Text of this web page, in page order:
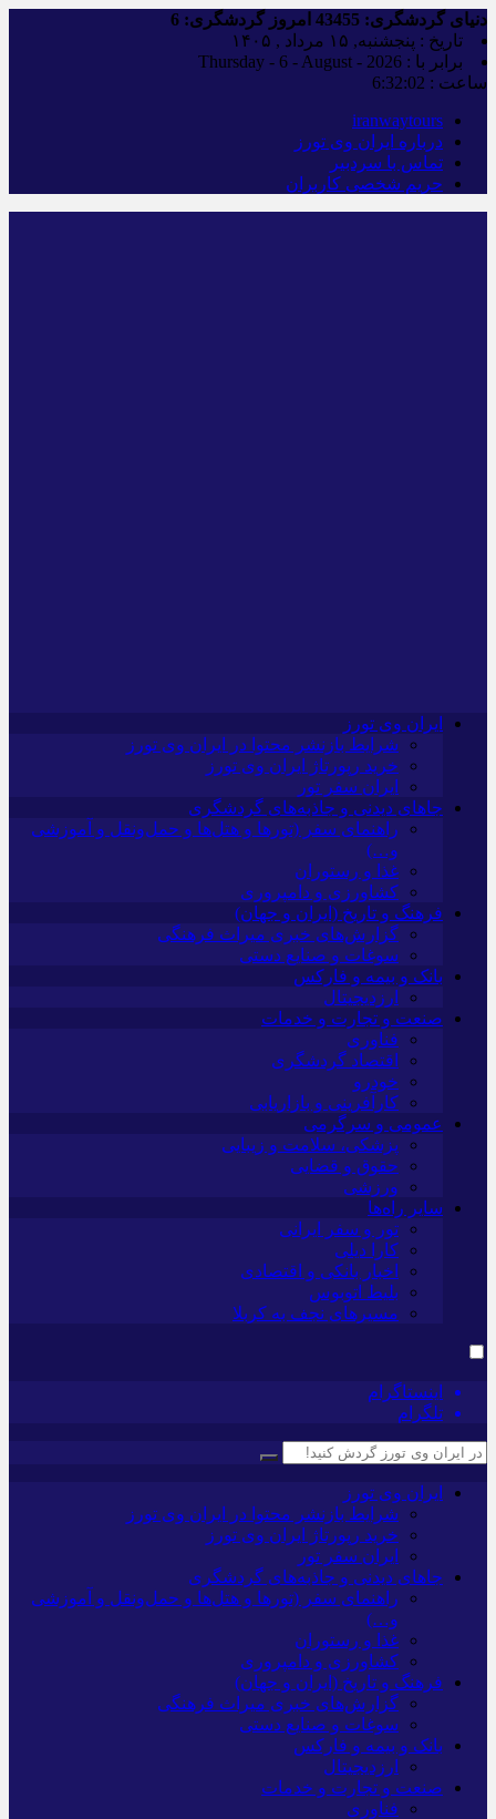
دنیای گردشگری: امروز گردشگری:
تاریخ : پنجشنبه, ۱۵ مرداد , ۱۴۰۵
برابر با : Thursday - 6 - August - 2026
ساعت : 6:32:03
iranwaytours
درباره ایران وی تورز
تماس با سردبیر
حریم شخصی کاربران
ایران وی تورز
شرایط بازنشر محتوا در ایران وی تورز
خرید رپورتاژ ایران وی تورز
ایران سفر تور
جاهای دیدنی و جاذبه‌های گردشگری
راهنمای سفر (تورها و هتل‌ها و حمل‌و‌نقل و آموزشی
و…)
غذا و رستوران
کشاورزی و دامپروری
فرهنگ و تاریخ (ایران و جهان)
گزارش‌های خبری میراث فرهنگی
سوغات و صنایع دستی
بانک و بیمه و فارکس
ارزدیجیتال
صنعت و تجارت و خدمات
فناوری
اقتصاد گردشگری
خودرو
کارآفرینی و بازاریابی
عمومی و سرگرمی
پزشکی، سلامت و زیبایی
حقوق و قضایی
ورزشی
سایر راه‌ها
تور و سفر ایرانی
کارا دیلی
اخبار بانکی و اقتصادی
بلیط اتوبوس
مسیرهای نجف به کربلا
اینستاگرام
تلگرام
ایران وی تورز
شرایط بازنشر محتوا در ایران وی تورز
خرید رپورتاژ ایران وی تورز
ایران سفر تور
جاهای دیدنی و جاذبه‌های گردشگری
راهنمای سفر (تورها و هتل‌ها و حمل‌و‌نقل و آموزشی
و…)
غذا و رستوران
کشاورزی و دامپروری
فرهنگ و تاریخ (ایران و جهان)
گزارش‌های خبری میراث فرهنگی
سوغات و صنایع دستی
بانک و بیمه و فارکس
ارزدیجیتال
صنعت و تجارت و خدمات
فناوری